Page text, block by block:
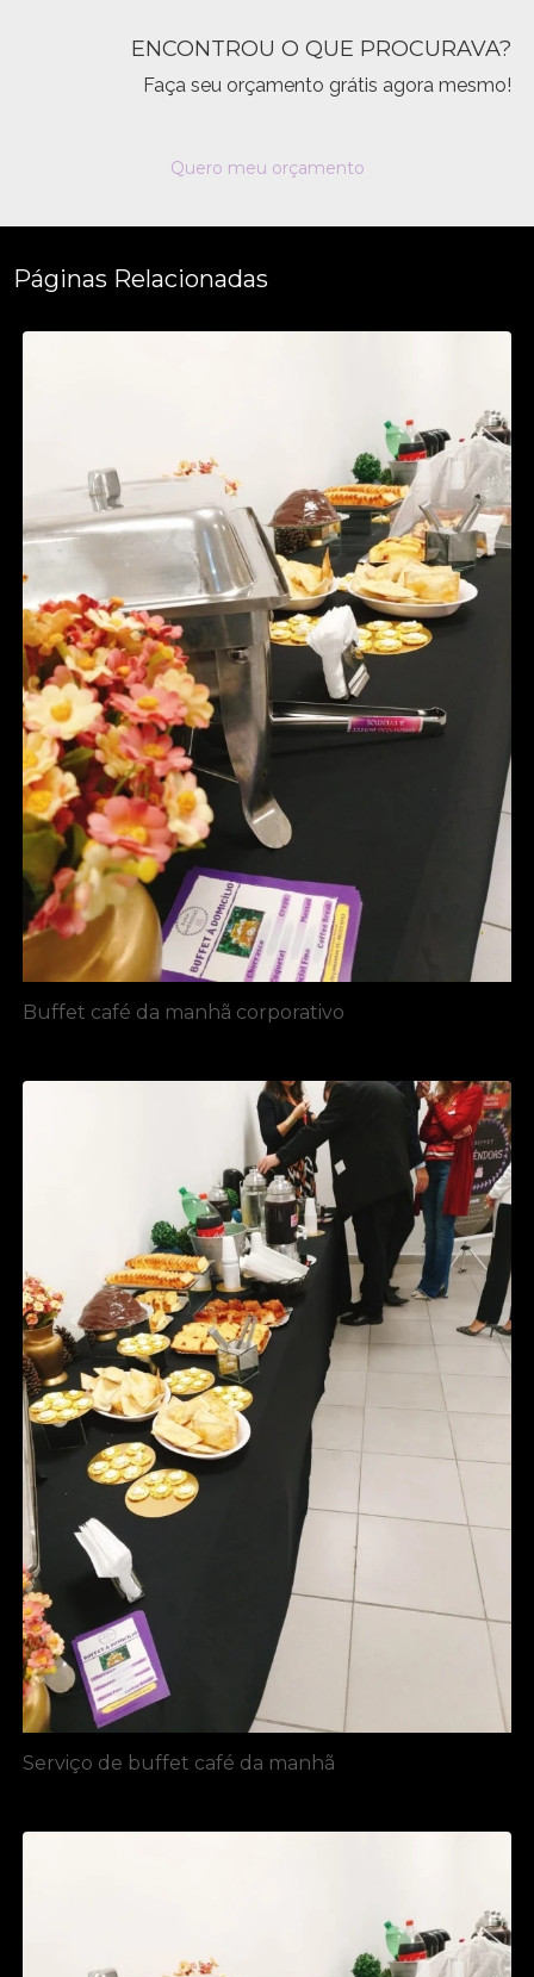
ENCONTROU O QUE PROCURAVA?
Faça seu orçamento grátis agora mesmo!
Quero meu orçamento
Páginas Relacionadas
Buffet café da manhã corporativo
Serviço de buffet café da manhã